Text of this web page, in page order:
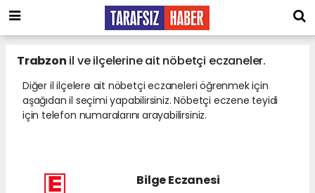
Trabzon il ve ilçelerine ait nöbetçi eczaneler.
Diğer il ilçelere ait nöbetçi eczaneleri öğrenmek için
aşağıdan il seçimi yapabilirsiniz. Nöbetçi eczene teyidi
için telefon numaralarını arayabilirsiniz.
Bilge Eczanesi